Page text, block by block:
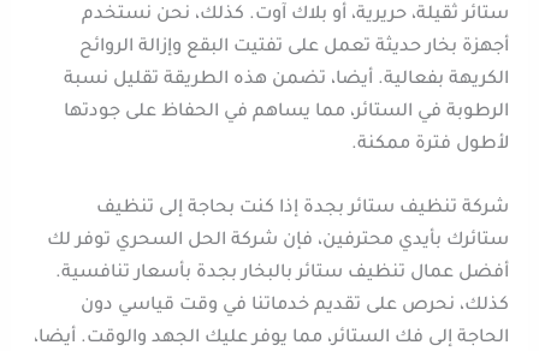
ستائر ثقيلة، حريرية، أو بلاك آوت. كذلك، نحن نستخدم
أجهزة بخار حديثة تعمل على تفتيت البقع وإزالة الروائح
الكريهة بفعالية. أيضا، تضمن هذه الطريقة تقليل نسبة
الرطوبة في الستائر، مما يساهم في الحفاظ على جودتها
لأطول فترة ممكنة.
شركة تنظيف ستائر بجدة إذا كنت بحاجة إلى تنظيف
ستائرك بأيدي محترفين، فإن شركة الحل السحري توفر لك
أفضل عمال تنظيف ستائر بالبخار بجدة بأسعار تنافسية.
كذلك، نحرص على تقديم خدماتنا في وقت قياسي دون
الحاجة إلى فك الستائر، مما يوفر عليك الجهد والوقت. أيضا،